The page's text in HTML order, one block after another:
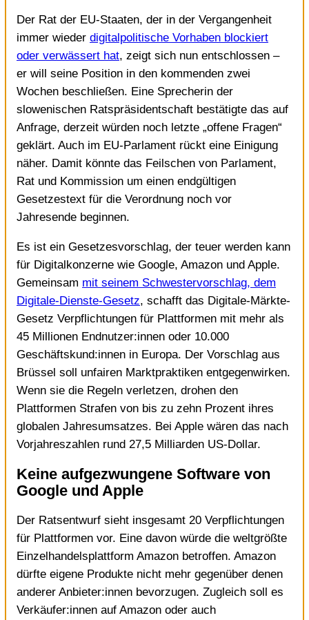
Der Rat der EU-Staaten, der in der Vergangenheit
immer wieder digitalpolitische Vorhaben blockiert
oder verwässert hat, zeigt sich nun entschlossen –
er will seine Position in den kommenden zwei
Wochen beschließen. Eine Sprecherin der
slowenischen Ratspräsidentschaft bestätigte das auf
Anfrage, derzeit würden noch letzte „offene Fragen“
geklärt. Auch im EU-Parlament rückt eine Einigung
näher. Damit könnte das Feilschen von Parlament,
Rat und Kommission um einen endgültigen
Gesetzestext für die Verordnung noch vor
Jahresende beginnen.
Es ist ein Gesetzesvorschlag, der teuer werden kann
für Digitalkonzerne wie Google, Amazon und Apple.
Gemeinsam mit seinem Schwestervorschlag, dem
Digitale-Dienste-Gesetz, schafft das Digitale-Märkte-
Gesetz Verpflichtungen für Plattformen mit mehr als
45 Millionen Endnutzer:innen oder 10.000
Geschäftskund:innen in Europa. Der Vorschlag aus
Brüssel soll unfairen Marktpraktiken entgegenwirken.
Wenn sie die Regeln verletzen, drohen den
Plattformen Strafen von bis zu zehn Prozent ihres
globalen Jahresumsatzes. Bei Apple wären das nach
Vorjahreszahlen rund 27,5 Milliarden US-Dollar.
Keine aufgezwungene Software von
Google und Apple
Der Ratsentwurf sieht insgesamt 20 Verpflichtungen
für Plattformen vor. Eine davon würde die weltgrößte
Einzelhandelsplattform Amazon betroffen. Amazon
dürfte eigene Produkte nicht mehr gegenüber denen
anderer Anbieter:innen bevorzugen. Zugleich soll es
Verkäufer:innen auf Amazon oder auch